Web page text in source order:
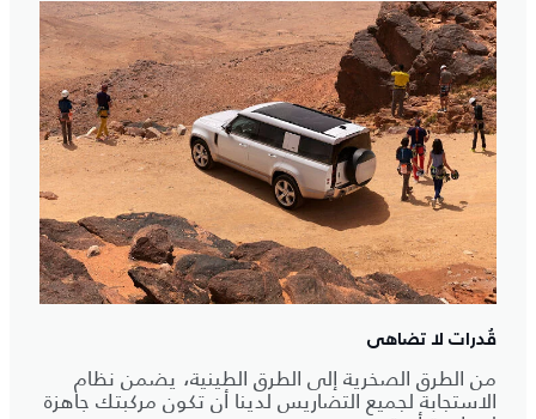
قُدرات لا تضاهى
من الطرق الصخرية إلى الطرق الطينية، يضمن نظام
الاستجابة لجميع التضاريس لدينا أن تكون مركبتك جاهزة